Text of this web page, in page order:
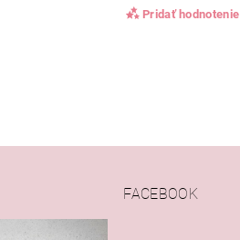
Pridať hodnotenie
FACEBOOK